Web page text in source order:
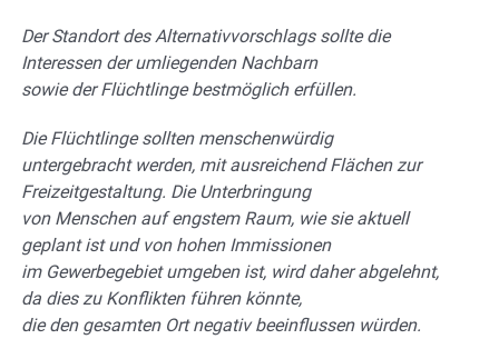
Der Standort des Alternativvorschlags sollte die
Interessen der umliegenden Nachbarn
sowie der Flüchtlinge bestmöglich erfüllen.
Die Flüchtlinge sollten menschenwürdig
untergebracht werden, mit ausreichend Flächen zur
Freizeitgestaltung. Die Unterbringung
von Menschen auf engstem Raum, wie sie aktuell
geplant ist und von hohen Immissionen
im Gewerbegebiet umgeben ist, wird daher abgelehnt,
da dies zu Konflikten führen könnte,
die den gesamten Ort negativ beeinflussen würden.